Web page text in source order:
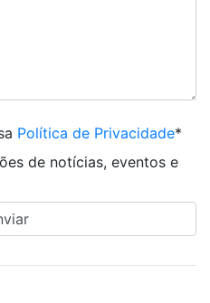
Política de Privacidade*
de notícias, eventos e